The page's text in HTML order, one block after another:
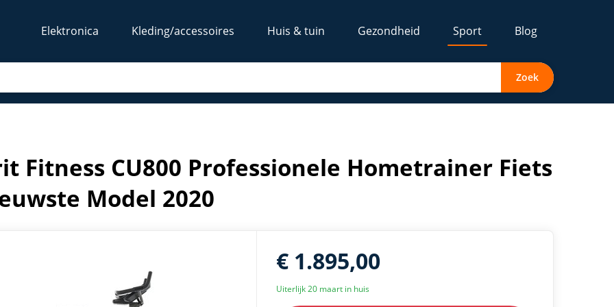
Elektronica Kleding/accessoires Huis & tuin Gezondheid Sport Blog
Zoek
- Nieuwste Model 2020
Fitness CU800 Professionele Hometrainer Fiets
Model 2020
€ 1.895,00
Uiterlijk 20 maart in huis